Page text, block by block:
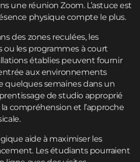
une réunion Zoom. L’astuce est
physique compte le plus.
des zones reculées, les
ou les programmes à court
établies peuvent fournir
aux environnements
quelques semaines dans un
de studio approprié
compréhension et l’approche
aide à maximiser les
Les étudiants pourraient